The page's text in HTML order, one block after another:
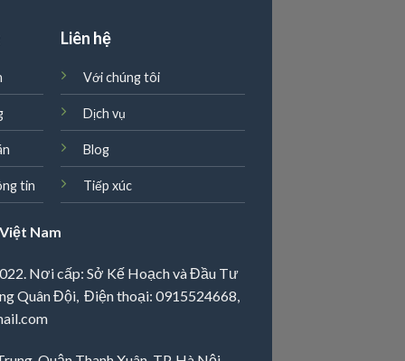
tin
Liên hệ
Với chúng tôi
Dịch vụ
Blog
Tiếp xúc
Nam
Nơi cấp: Sở Kế Hoạch và Đầu Tư
Quân Đội, Điện thoại: 0915524668,